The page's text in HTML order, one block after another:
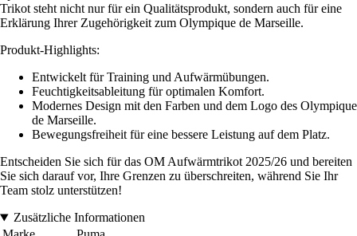
Trikot steht nicht nur für ein Qualitätsprodukt, sondern auch für eine
Erklärung Ihrer Zugehörigkeit zum Olympique de Marseille.
Produkt-Highlights:
Entwickelt für Training und Aufwärmübungen.
Feuchtigkeitsableitung für optimalen Komfort.
Modernes Design mit den Farben und dem Logo des Olympique
de Marseille.
Bewegungsfreiheit für eine bessere Leistung auf dem Platz.
Entscheiden Sie sich für das OM Aufwärmtrikot 2025/26 und bereiten
Sie sich darauf vor, Ihre Grenzen zu überschreiten, während Sie Ihr
Team stolz unterstützen!
Zusätzliche Informationen